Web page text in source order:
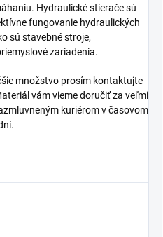
Hydraulické stierače sú
fungovanie hydraulických
sú stavebné stroje,
zariadenia.
množstvo prosím kontaktujte
vám vieme doručiť za veľmi
kuriérom v časovom